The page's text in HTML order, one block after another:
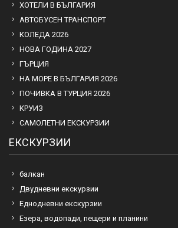
ХОТЕЛИ В БЪЛГАРИЯ
АВТОБУСЕН ТРАНСПОРТ
КОЛЕДА 2026
НОВА ГОДИНА 2027
ГЪРЦИЯ
НА МОРЕ В БЪЛГАРИЯ 2026
ПОЧИВКА В ТУРЦИЯ 2026
КРУИЗ
САМОЛЕТНИ ЕКСКУРЗИИ
ЕКСКУРЗИИ
балкан
Двудневни екскурзии
Еднодневни екскурзии
Езера, водопади, пещери и планини